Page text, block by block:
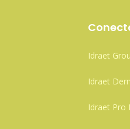
Idraet
Idraet
Idraet Pro